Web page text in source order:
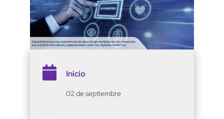
 Inicio
02 de septiembre